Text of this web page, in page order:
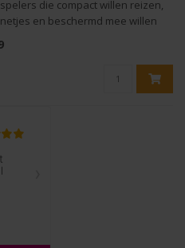
die compact willen reizen,
en beschermd mee willen
Aero look (metallic grijs met lime